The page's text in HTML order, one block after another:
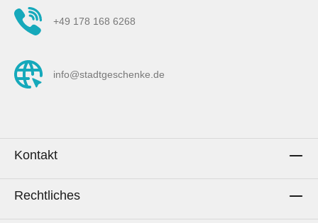
+49 178 168 6268
info@stadtgeschenke.de
Kontakt
Rechtliches